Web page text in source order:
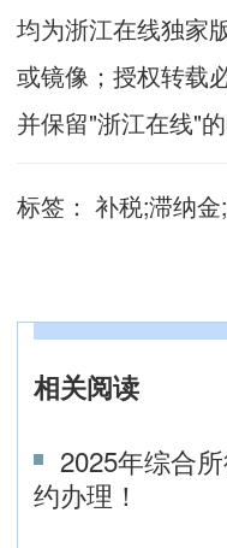
均为浙江在线独家
或镜像；授权转载
并保留"浙江在线"的
标签： 补税;滞纳
相关阅读
2025年综合
约办理！